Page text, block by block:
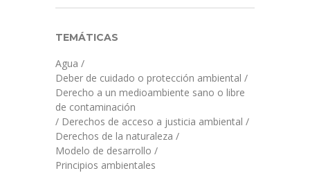
TEMÁTICAS
Agua /
Deber de cuidado o protección ambiental /
Derecho a un medioambiente sano o libre
de contaminación
/ Derechos de acceso a justicia ambiental /
Derechos de la naturaleza /
Modelo de desarrollo /
Principios ambientales